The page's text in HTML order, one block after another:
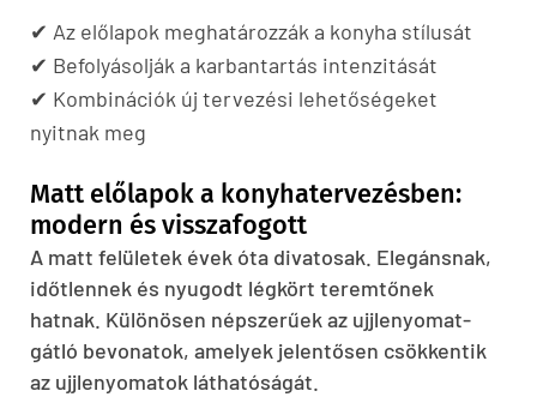
✔ Az előlapok meghatározzák a konyha stílusát
✔ Befolyásolják a karbantartás intenzitását
✔ Kombinációk új tervezési lehetőségeket
nyitnak meg
Matt előlapok a konyhatervezésben:
modern és visszafogott
A matt felületek évek óta divatosak. Elegánsnak,
időtlennek és nyugodt légkört teremtőnek
hatnak. Különösen népszerűek az ujjlenyomat-
gátló bevonatok, amelyek jelentősen csökkentik
az ujjlenyomatok láthatóságát.